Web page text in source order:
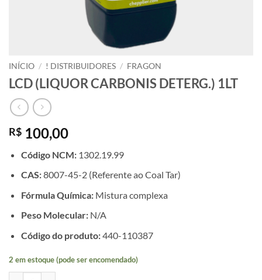
INÍCIO / ! DISTRIBUIDORES / FRAGON
LCD (LIQUOR CARBONIS DETERG.) 1LT
R$ 100,00
Código NCM:1302.19.99
CAS:8007-45-2 (Referente ao Coal Tar)
Fórmula Química:Mistura complexa
Peso Molecular:N/A
Código do produto:440-110387
2 em estoque (pode ser encomendado)